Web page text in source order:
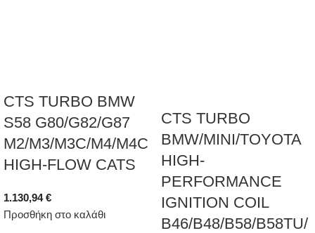
CTS TURBO BMW
S58 G80/G82/G87
M2/M3/M3C/M4/M4C
HIGH-FLOW CATS
1.130,94€
Προσθήκη στο καλάθι
CTS TURBO
BMW/MINI/TOYOTA
HIGH-
PERFORMANCE
IGNITION COIL
B46/B48/B58/B58TU/